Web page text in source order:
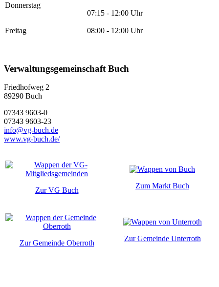
Donnerstag
07:15 - 12:00 Uhr
Freitag 08:00 - 12:00 Uhr
Verwaltungsgemeinschaft Buch
Friedhofweg 2
89290 Buch
07343 9603-0
07343 9603-23
info@vg-buch.de
www.vg-buch.de/
Zur VG Buch
Zum Markt Buch
Zur Gemeinde Oberroth
Zur Gemeinde Unterroth